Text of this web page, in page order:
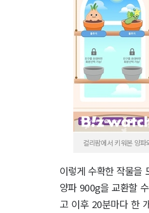
컬리팜에서 키워본 양
이렇게 수확한 작물을
양파 900g을 교환할
고 이후 20분마다 한